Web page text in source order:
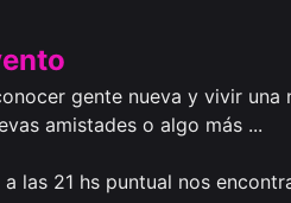
gente nueva y vivir
amistades o algo más ...
las 21 hs puntual nos